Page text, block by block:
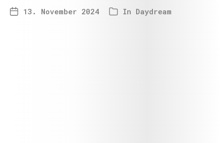
13. November 2024 In Daydream